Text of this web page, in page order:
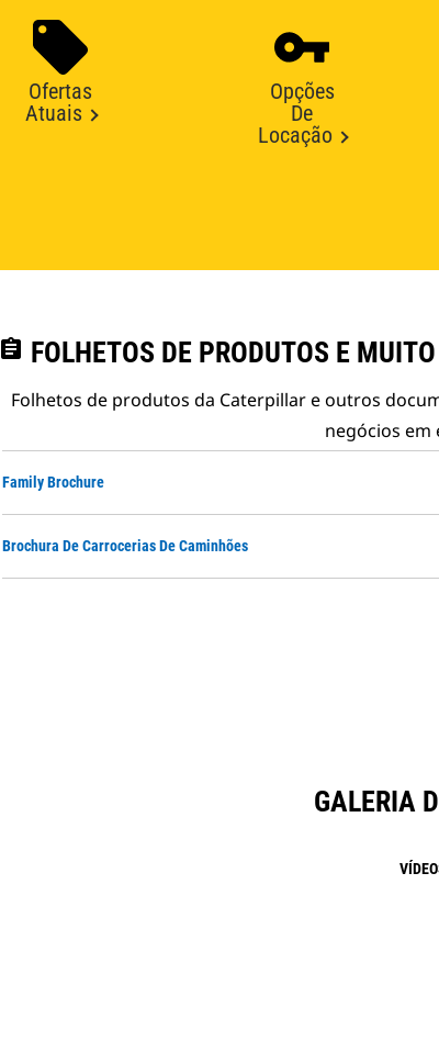
Ofertas
Atuais
Opções
De
Locação
assignment FOLHETOS DE PRODUTOS E
Folhetos de produtos da Caterpillar e outros
negócios em
Family Brochure
Brochura De Carrocerias De Caminhões
GALERIA